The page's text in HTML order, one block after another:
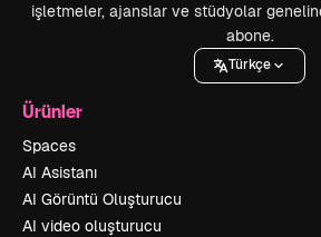
işletmeler, ajanslar ve stüdyolar
abone.
Türkçe
Ürünler
Spaces
AI Asistanı
AI Görüntü Oluşturucu
AI video oluşturucu